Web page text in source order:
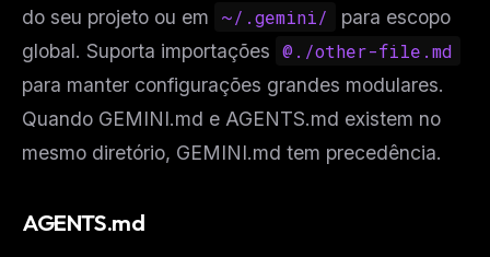
do seu projeto ou em
~/.gemini/
para escopo
global. Suporta importações @./other-file.md
para manter configurações grandes modulares.
Quando GEMINI.md e AGENTS.md existem no
mesmo diretório, GEMINI.md tem precedência.
AGENTS.md